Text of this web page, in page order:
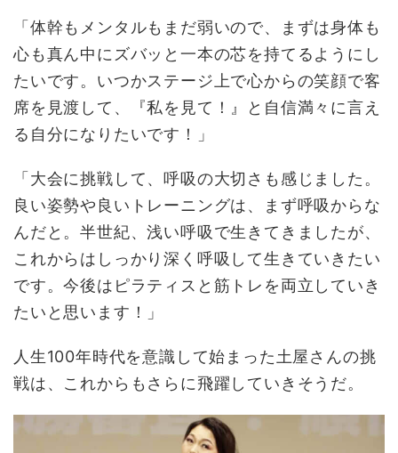
「体幹もメンタルもまだ弱いので、まずは身体も
心も真ん中にズバッと一本の芯を持てるようにし
たいです。いつかステージ上で心からの笑顔で客
席を見渡して、『私を見て！』と自信満々に言え
る自分になりたいです！」
「大会に挑戦して、呼吸の大切さも感じました。
良い姿勢や良いトレーニングは、まず呼吸からな
んだと。半世紀、浅い呼吸で生きてきましたが、
これからはしっかり深く呼吸して生きていきたい
です。今後はピラティスと筋トレを両立していき
たいと思います！」
人生100年時代を意識して始まった土屋さんの挑
戦は、これからもさらに飛躍していきそうだ。